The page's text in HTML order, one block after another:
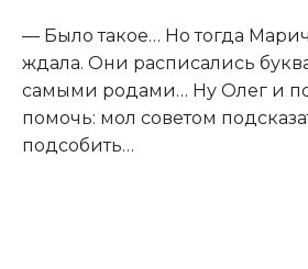
— Было такое… Но тогда
ждала. Они расписались
самыми родами… Ну Олег и
помочь: мол советом
подсобить…